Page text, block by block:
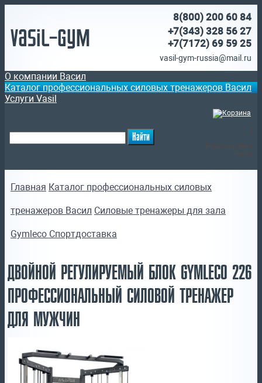
Vasil-Gym
8(800) 200 60 84
+7(343) 328 56 27
+7(7172) 69 59 25
vasil-gym-russia@mail.ru
О компании Васил
Каталог профессиональных силовых тренажеров Васил
Услуги Vasil
Главная Каталог профессиональных силовых
тренажеров Васил Силовые тренажеры для зала
Gymleco Спортдоставка
ДВОЙНОЙ РЕГУЛИРУЕМЫЙ БЛОК GYMLECO 226
ПРОФЕССИОНАЛЬНЫЙ СИЛОВОЙ ТРЕНАЖЕР
ДЛЯ МУЖЧИН